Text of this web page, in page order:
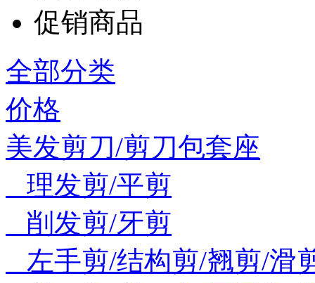
促销商品
全部分类
价格
美发剪刀/剪刀包套座
理发剪/平剪
削发剪/牙剪
左手剪/结构剪/翘剪/滑